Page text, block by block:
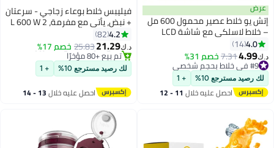
عرض
إتش يو خلاط عصير محمول 600 مل
– خلاط لاسلكي مع شاشة LCD
أمبير – أسود
4.0
14
د.ك‏4.99
7.31خصم 31% #9 في خلاط بحجم شخصي
تم بيع +70 مؤخرًا
#9 في خلاط بحجم شخصي
لك رصيد مسترجع 10% + 1
احصل عليه خلال 11 - 12
فيليبس خلاط بوعاء زجاجي - سرعتان
+ نبض، يأتي مع مفرمة، 2 L 600 W
HR2291/20 أبيض
4.2
82
د.ك‏21.29
25.83خصم 17%
#10 في الخلاطات التي توضع على الموائد
باقي 5 وحدات في المخزون
تم بيع +80 مؤخرًا
لك رصيد مسترجع 10% + 1
احصل عليه خلال 13 - 14